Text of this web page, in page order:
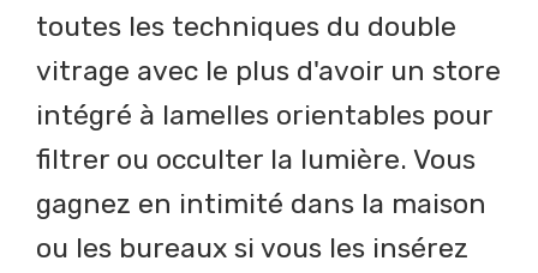
toutes les techniques du double
vitrage avec le plus d'avoir un store
intégré à lamelles orientables pour
filtrer ou occulter la lumière. Vous
gagnez en intimité dans la maison
ou les bureaux si vous les insérez